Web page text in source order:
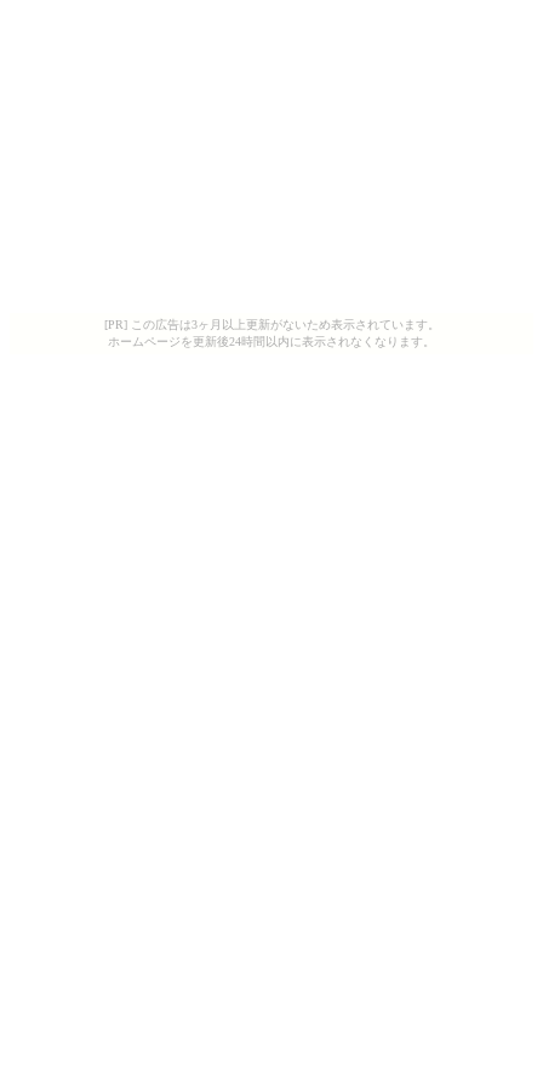
[PR] この広告は3ヶ月以上更新がないため表示されています。
ホームページを更新後24時間以内に表示されなくなります。